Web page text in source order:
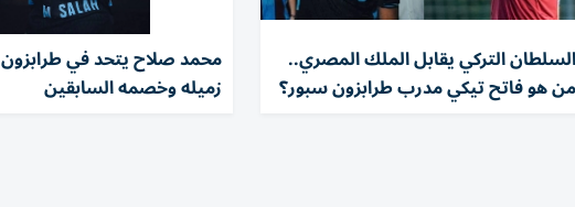
السلطان التركي يقابل الملك المصري..
من هو فاتح تيكي مدرب طرابزون سبور؟
محمد صلاح يتحد في
زميله وخصمه السابقين